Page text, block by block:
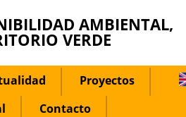
AMBIENTAL,
VERDE
Proyectos
Contacto